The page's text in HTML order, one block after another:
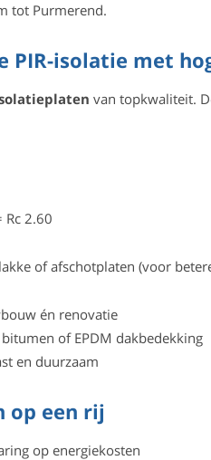
tot Purmerend.
PIR-isolatie met
van topkwaliteit.
2.60
of afschotplaten (voor
én renovatie
of EPDM dakbedekking
en duurzaam
op een rij
op energiekosten